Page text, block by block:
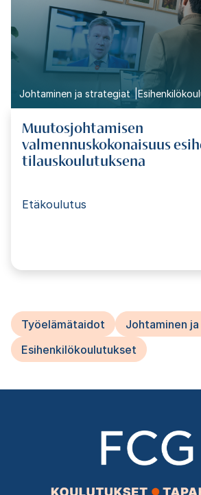
Johtaminen ja strategiat
Muutosjohtamisen
valmennuskokonaisuus
tilauskoulutuksena
Etäkoulutus
Työelämätaidot
Johtaminen
Esihenkilökoulutukset